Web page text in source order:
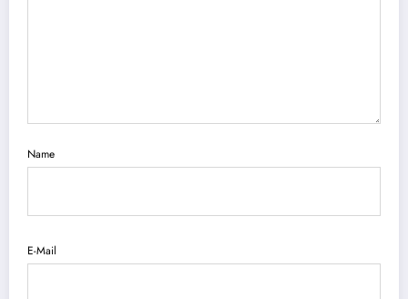
Name
E-Mail